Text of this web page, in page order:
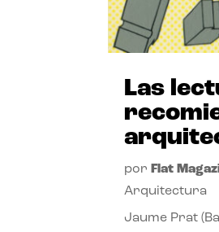
Las
por Flat
Arquitectura
Jaume Prat